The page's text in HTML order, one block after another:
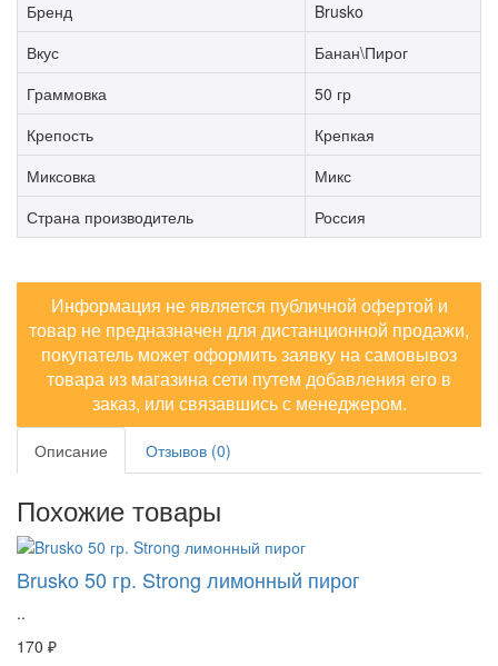
Бренд
Brusko
Вкус
Банан\Пирог
Граммовка
50 гр
Крепость
Крепкая
Миксовка
Микс
Страна производитель
Россия
Информация не является публичной офертой и
товар не предназначен для дистанционной продажи,
покупатель может оформить заявку на самовывоз
товара из магазина сети путем добавления его в
заказ, или связавшись с менеджером.
Описание Отзывов (0)
Похожие товары
Brusko 50 гр. Strong лимонный пирог
..
170 ₽